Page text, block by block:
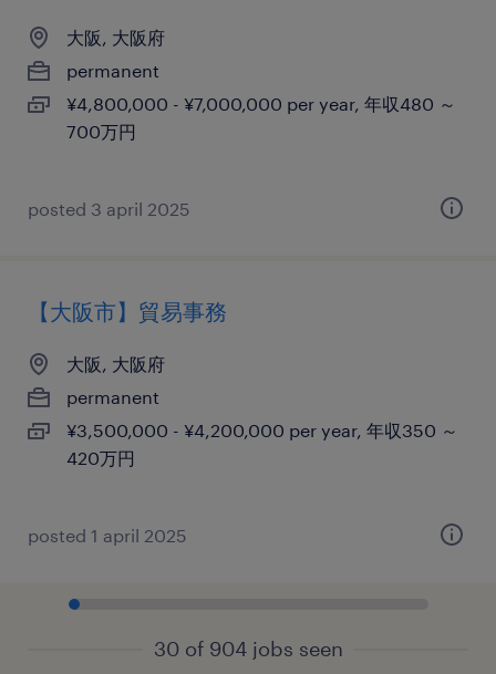
大阪, 大阪府
permanent
¥4,800,000 - ¥7,000,000 per year, 年収480 ～
700万円
posted 3 april 2025
【大阪市】貿易事務
大阪, 大阪府
permanent
¥3,500,000 - ¥4,200,000 per year, 年収350 ～
420万円
posted 1 april 2025
30 of 904 jobs seen